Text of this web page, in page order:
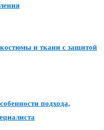
и ткани с защитой
подхода,